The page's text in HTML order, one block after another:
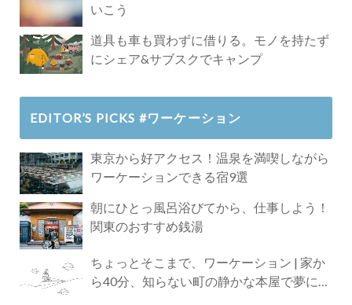
いこう
道具も車も買わずに借りる。モノを持たず
にシェア&サブスクでキャンプ
EDITOR’S PICKS #ワーケーション
東京から好アクセス！温泉を満喫しながら
ワーケーションできる宿9選
朝にひとっ風呂浴びてから、仕事しよう！
関東のおすすめ銭湯
ちょっとそこまで、ワーケーション | 家か
ら40分、知らない町の静かな本屋で夢に近